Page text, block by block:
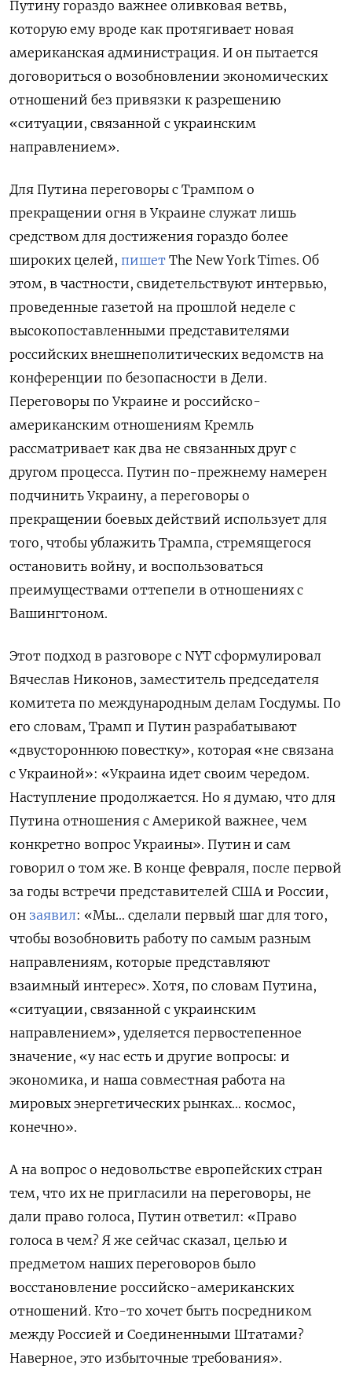
Путину гораздо важнее оливковая ветвь,
которую ему вроде как протягивает новая
американская администрация. И он пытается
договориться о возобновлении экономических
отношений без привязки к разрешению
«ситуации, связанной с украинским
направлением».
Для Путина переговоры с Трампом о
прекращении огня в Украине служат лишь
средством для достижения гораздо более
широких целей, пишет The New York Times. Об
этом, в частности, свидетельствуют интервью,
проведенные газетой на прошлой неделе с
высокопоставленными представителями
российских внешнеполитических ведомств на
конференции по безопасности в Дели.
Переговоры по Украине и российско-
американским отношениям Кремль
рассматривает как два не связанных друг с
другом процесса. Путин по-прежнему намерен
подчинить Украину, а переговоры о
прекращении боевых действий использует для
того, чтобы ублажить Трампа, стремящегося
остановить войну, и воспользоваться
преимуществами оттепели в отношениях с
Вашингтоном.
Этот подход в разговоре с NYT сформулировал
Вячеслав Никонов, заместитель председателя
комитета по международным делам Госдумы. По
его словам, Трамп и Путин разрабатывают
«двустороннюю повестку», которая «не связана
с Украиной»: «Украина идет своим чередом.
Наступление продолжается. Но я думаю, что для
Путина отношения с Америкой важнее, чем
конкретно вопрос Украины». Путин и сам
говорил о том же. В конце февраля, после первой
за годы встречи представителей США и России,
он заявил: «Мы… сделали первый шаг для того,
чтобы возобновить работу по самым разным
направлениям, которые представляют
взаимный интерес». Хотя, по словам Путина,
«ситуации, связанной с украинским
направлением», уделяется первостепенное
значение, «у нас есть и другие вопросы: и
экономика, и наша совместная работа на
мировых энергетических рынках… космос,
конечно».
А на вопрос о недовольстве европейских стран
тем, что их не пригласили на переговоры, не
дали право голоса, Путин ответил: «Право
голоса в чем? Я же сейчас сказал, целью и
предметом наших переговоров было
восстановление российско-американских
отношений. Кто-то хочет быть посредником
между Россией и Соединенными Штатами?
Наверное, это избыточные требования».